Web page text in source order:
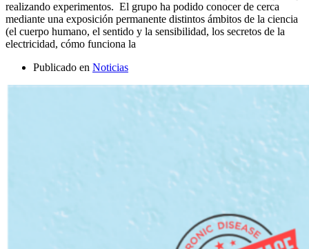
realizando experimentos. El grupo ha podido conocer de cerca
mediante una exposición permanente distintos ámbitos de la ciencia
(el cuerpo humano, el sentido y la sensibilidad, los secretos de la
electricidad, cómo funciona la
Publicado en Noticias